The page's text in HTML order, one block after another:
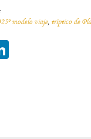
modelo viaje, tríptico de